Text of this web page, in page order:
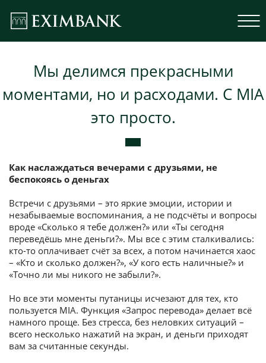
Ипотечные кредиты
Мы делимся прекрасными
моментами, но и расходами. С MIA
это просто.
Как наслаждаться вечерами с друзьями, не
беспокоясь о деньгах
Встречи с друзьями – это яркие эмоции, истории и
незабываемые воспоминания, а не подсчёты и вопросы
вроде «Сколько я тебе должен?» или «Ты сегодня
переведёшь мне деньги?». Мы все с этим сталкивались:
кто-то оплачивает счёт за всех, а потом начинается хаос
– «Кто и сколько должен?», «У кого есть наличные?» и
«Точно ли мы никого не забыли?».
Но все эти моменты путаницы исчезают для тех, кто
пользуется MIA. Функция «Запрос перевода» делает всё
намного проще. Без стресса, без неловких ситуаций –
всего несколько нажатий на экран, и деньги приходят
вам за считанные секунды.